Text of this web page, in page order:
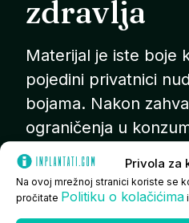
Privola za
Na ovoj mrežnoj stranici koriste se
pročitate Politiku o kolačićima
zdravlja
Materijal je iste boje
pojedini privatnici
bojama. Nakon
ograničenja u
stomatolog će dijete i
na ispravne metode
održavanja oralne